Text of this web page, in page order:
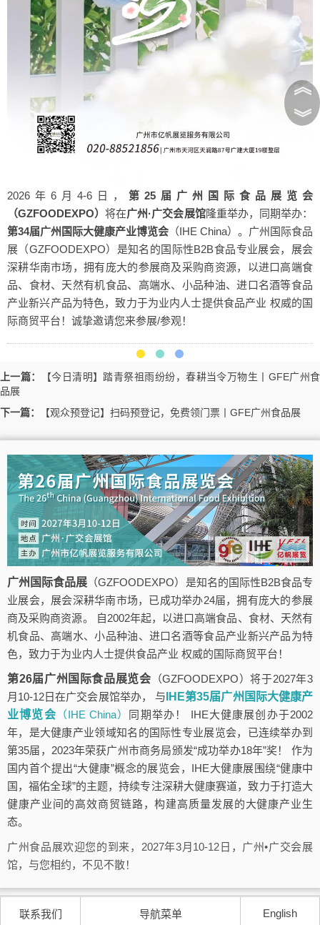
2026年6月4-6日， 第25届广州国际食品展览会
（GZFOODEXPO）将在广州·广交会展馆隆重举办，同期举办：
第34届广州国际大健康产业博览会 （IHE China） 。广州国际食品
展（GZFOODEXPO）是知名的国际性B2B食品专业展会，展会
深耕华南市场，拥有庞大的参展商及采购商资源，以进口高端食
品、食材、天然有机食品、高端水、小品种油、进口名酒等食品
产业新兴产品为特色，致力于为业内人士提供食品产业 权威的国
际商贸平台！诚挚邀请您来参展/参观！
上一篇：
【今日清明】踏青祭祖雨纷纷，春耕当令万物生丨GFE广州食
品展
下一篇：
【观众预登记】扫码预登记，免费领门票丨GFE广州食品展
广州国际食品展 （GZFOODEXPO）是知名的国际性B2B食品专
业展会，展会深耕华南市场，已成功举办24届，拥有庞大的参展
商及采购商资源。 自2002年起，以进口高端食品、食材、天然有
机食品、高端水、小品种油、进口名酒等食品产业新兴产品为特
色，致力于为业内人士提供食品产业 权威的国际商贸平台！
第26届广州国际食品展览会 （GZFOODEXPO）将于2027年3
月10-12日在广交会展馆举办， 与 IHE第35届广州国际大健康产
业博览会 （IHE China） 同期举办！ IHE大健康展创办于2002
年，是大健康产业领域知名的国际性专业展览会，已连续举办到
第35届，2023年荣获广州市商务局颁发“成功举办18年”奖！ 作为
国内首个提出“大健康”概念的展览会，IHE大健康展围绕“健康中
国，福佑全球”的主题，持续专注深耕大健康赛道，致力于打造大
健康产业间的高效商贸链路，构建高质量发展的大健康产业生
态。
广州食品展欢迎您的到来，2027年3月10-12日，广州•广交会展
馆，与您相约，不见不散！
︽
︾
联系我们 导航菜单 English